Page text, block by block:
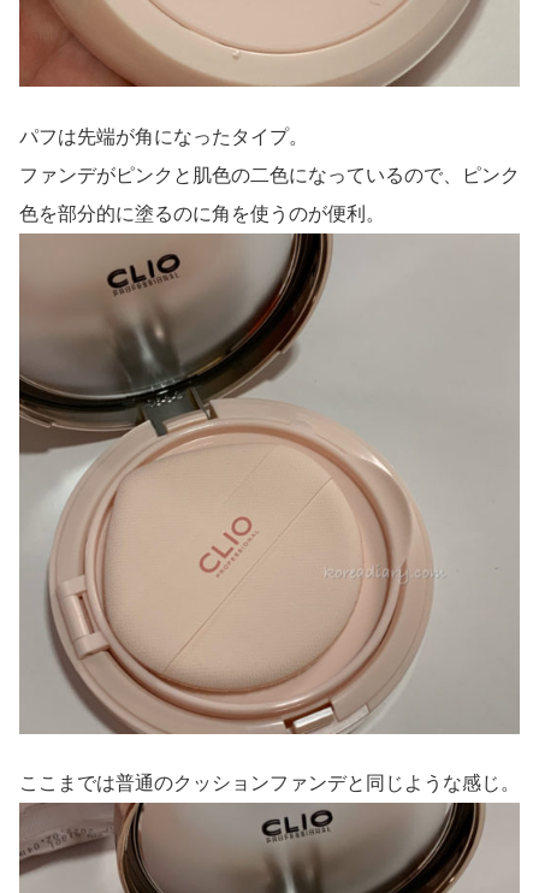
パフは先端が角になったタイプ。
ファンデがピンクと肌色の二色になっているので、ピンク
色を部分的に塗るのに角を使うのが便利。
ここまでは普通のクッションファンデと同じような感じ。